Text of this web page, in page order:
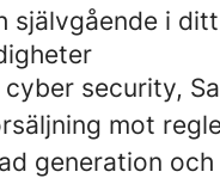
självgående i
security,
mot
generation